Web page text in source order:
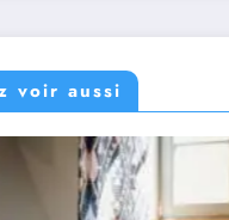
voir aussi
DIVERS